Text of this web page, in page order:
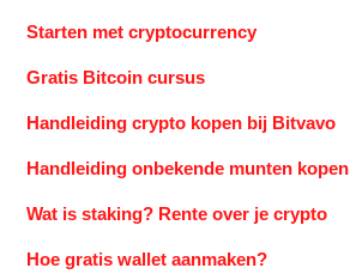
Starten met cryptocurrency
Gratis Bitcoin cursus
Handleiding crypto kopen bij Bitvavo
Handleiding onbekende munten kopen
Wat is staking? Rente over je crypto
Hoe gratis wallet aanmaken?